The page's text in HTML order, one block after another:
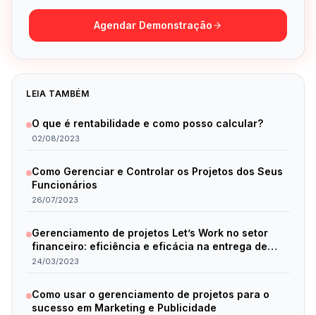
Agendar Demonstração
LEIA TAMBÉM
O que é rentabilidade e como posso calcular?
02/08/2023
Como Gerenciar e Controlar os Projetos dos Seus
Funcionários
26/07/2023
Gerenciamento de projetos Let’s Work no setor
financeiro: eficiência e eficácia na entrega de
resultados.
24/03/2023
Como usar o gerenciamento de projetos para o
sucesso em Marketing e Publicidade